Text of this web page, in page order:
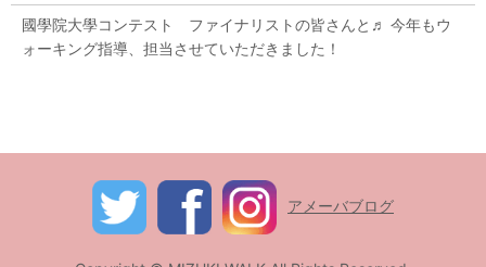
國學院大學コンテスト ファイナリストの皆さんと♬ 今年もウ
ォーキング指導、担当させていただきました！
アメーバブログ